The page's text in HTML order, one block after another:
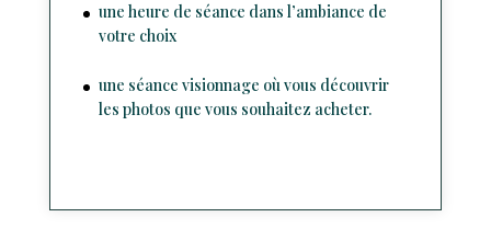
une heure de séance dans l’ambiance de
votre choix
une séance visionnage où vous découvrir
les photos que vous souhaitez acheter.